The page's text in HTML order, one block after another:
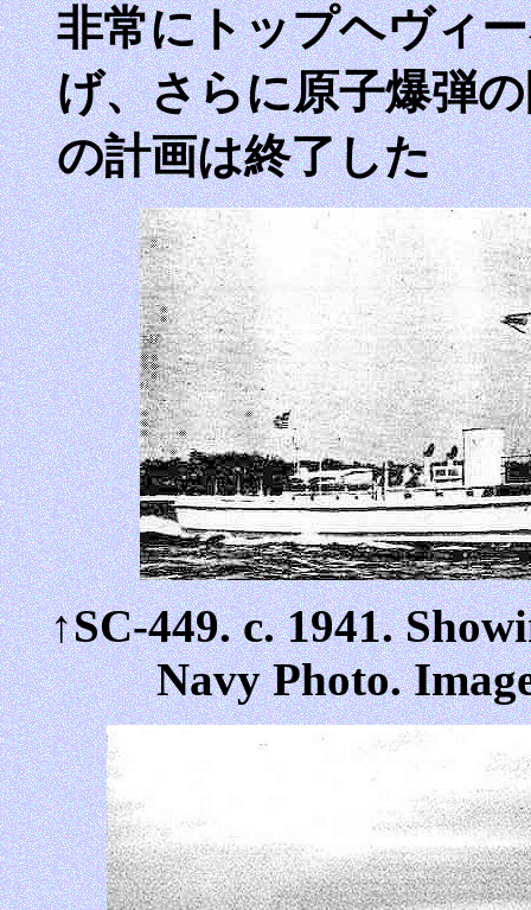
非常にトップヘヴィ
げ、さらに原子爆弾
の計画は終了した
↑SC-449. c. 1941.
Navy Photo.